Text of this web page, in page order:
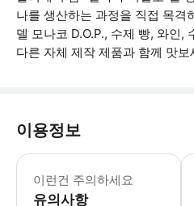
나를 생산하는 과정을 직접 목격
델 모나코 D.O.P., 수제 빵, 와인,
다른 자체 제작 제품과 함께 맛보
이용정보
이런건 주의하세요
유의사항
이